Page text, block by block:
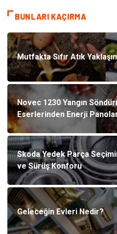
BUNLARI KAÇIRMA
Mutfakta Sıfır Atık
Novec 1230 Yangın
Eserlerinden Enerji
Skoda Yedek Parça
ve Sürüş Konforu
Geleceğin Evleri Nedir?